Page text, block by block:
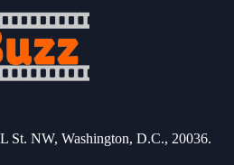
St. NW, Washington, D.C., 20036.